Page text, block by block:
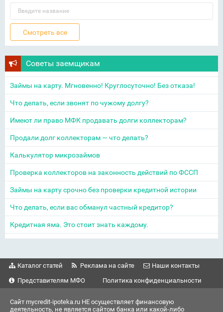
Советы заемщикам
Займы на карту. Мгновенно! Круглосуточно! Без отказа!
Что делать, если звонят по чужому долгу?
Имеют ли право МФК продавать долги коллекторам?
Продали долг коллекторам — что делать?
Калькулятор микрозаймов
Проверка коллекторов на законность действий по ФССП
Займы на карту срочно без проверки кредитной истории
Что делать, если вас обманул частный кредитор?
Кредитная яма. Это стоит знать каждому.
Каталог статей Реклама на сайте
Наши контакты
Представителям МФО
Политика конфиденциальности
Сайт mycredit-ipoteka.ru НЕ осуществляет финансовую
деятельность, не является сайтом банка или какой-либо